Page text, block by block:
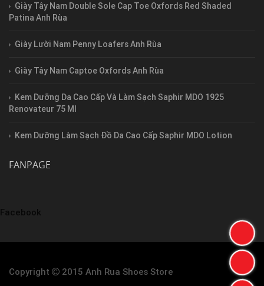
Giày Tây Nam Double Sole Cap Toe Oxfords Red Shaded
Patina Anh Rùa
Giày Lười Nam Penny Loafers Anh Rùa
Giày Tây Nam Captoe Oxfords Anh Rùa
Kem Dưỡng Da Cao Cấp Và Làm Sạch Saphir MDO 1925
Renovateur 75 Ml
Kem Dưỡng Làm Sạch Đồ Da Cao Cấp Saphir MDO Lotion
FANPAGE
Facebook
Copyright 2015 Anh Rua Shoes Store